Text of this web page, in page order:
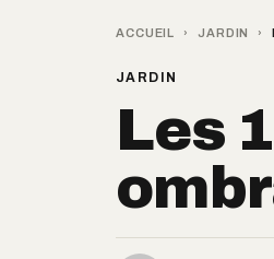
ACCUEIL › JARDIN ›
JARDIN
Les